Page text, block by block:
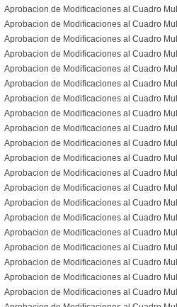
Aprobacion de Modificaciones al Cuadro
Aprobacion de Modificaciones al Cuadro
Aprobacion de Modificaciones al Cuadro
Aprobacion de Modificaciones al Cuadro
Aprobacion de Modificaciones al Cuadro
Aprobacion de Modificaciones al Cuadro
Aprobacion de Modificaciones al Cuadro
Aprobacion de Modificaciones al Cuadro
Aprobacion de Modificaciones al Cuadro
Aprobacion de Modificaciones al Cuadro
Aprobacion de Modificaciones al Cuadro
Aprobacion de Modificaciones al Cuadro
Aprobacion de Modificaciones al Cuadro
Aprobacion de Modificaciones al Cuadro
Aprobacion de Modificaciones al Cuadro
Aprobacion de Modificaciones al Cuadro
Aprobacion de Modificaciones al Cuadro
Aprobacion de Modificaciones al Cuadro
Aprobacion de Modificaciones al Cuadro
Aprobacion de Modificaciones al Cuadro